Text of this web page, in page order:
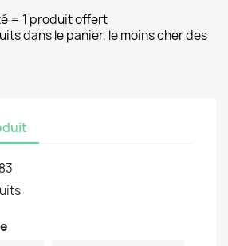
= 1 produit offert
dans le panier, le moins cher des